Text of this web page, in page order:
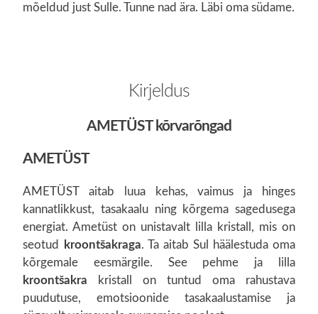
mõeldud just Sulle. Tunne nad ära. Läbi oma südame.
Kirjeldus
AMETÜST kõrvarõngad
AMETÜST
AMETÜST aitab luua kehas, vaimus ja hinges
kannatlikkust, tasakaalu ning kõrgema sagedusega
energiat. Ametüst on unistavalt lilla kristall, mis on
seotud
kroontšakraga. Ta aitab Sul häälestuda oma
kõrgemale eesmärgile. See pehme ja lilla
kroontšakra kristall on tuntud oma rahustava
puudutuse, emotsioonide tasakaalustamise ja